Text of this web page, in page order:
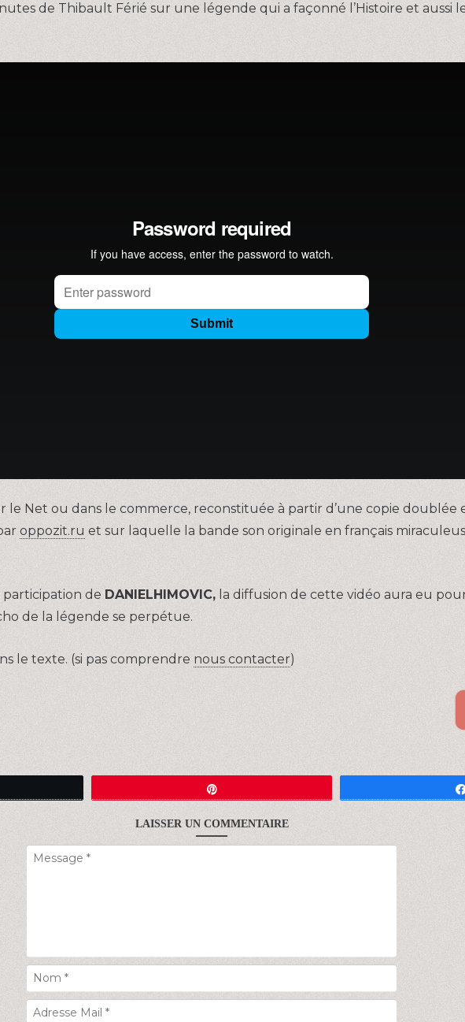
de Thibault Férié sur une légende qui a façonné l’Histoire et aussi
le Net ou dans le commerce, reconstituée à partir d’une copie doublée
oppozit.ru et sur laquelle la bande son originale en français
de DANIELHIMOVIC, la diffusion de cette vidéo aura eu
de la légende se perpétue.
le texte. (si pas comprendre nous contacter)
LAISSER UN COMMENTAIRE